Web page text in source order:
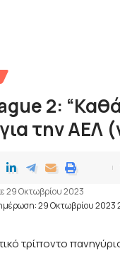
2:
την ΑΕΛ
29 Οκτωβρίου 2023
29 Οκτωβρίου 2023
τρίποντο